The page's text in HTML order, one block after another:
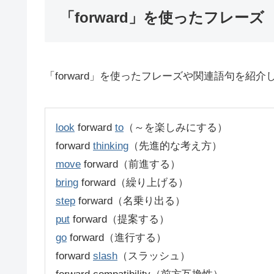
「forward」を使ったフレーズ
「forward」を使ったフレーズや関連語句を紹介
look forward to （～を楽しみにする）
forward thinking （先進的な考え方）
move forward（前進する）
bring forward（繰り上げる）
step forward（名乗り出る）
put forward（提案する）
go forward（進行する）
forward slash （スラッシュ）